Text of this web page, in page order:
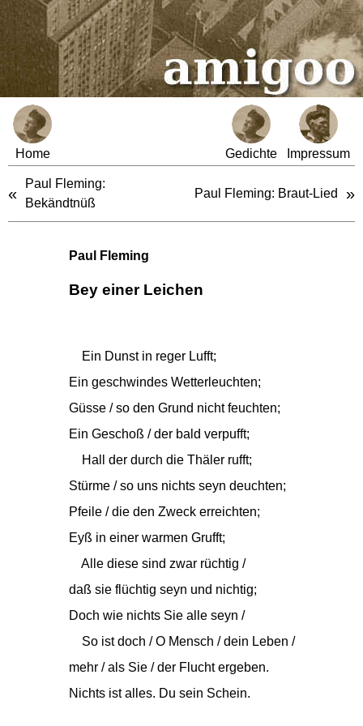
Home Gedichte Impressum
«
Paul Fleming:
Bekändtnüß
Paul Fleming: Braut-Lied »
Paul Fleming
Bey einer Leichen
Ein Dunst in reger Lufft;
Ein geschwindes Wetterleuchten;
Güsse / so den Grund nicht feuchten;
Ein Geschoß / der bald verpufft;
Hall der durch die Thäler rufft;
Stürme / so uns nichts seyn deuchten;
Pfeile / die den Zweck erreichten;
Eyß in einer warmen Grufft;
Alle diese sind zwar rüchtig /
daß sie flüchtig seyn und nichtig;
Doch wie nichts Sie alle seyn /
So ist doch / O Mensch / dein Leben /
mehr / als Sie / der Flucht ergeben.
Nichts ist alles. Du sein Schein.